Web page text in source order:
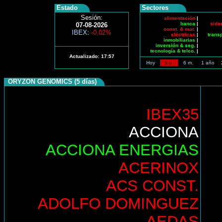
Estado
Sesión:
07-08-2026
IBEX: -0,02%
Actualizado: 17:57
Sectores
alimentación |
banca |
const. & mat. |
eléctricas |
inmobiliarias |
inversión & seg. |
tecnología & telco. |
Hoy 5 d. 6 m. 1 año
ORYZON GENOMICS (5 días)
IBEX35
ACCIONA
ACCIONA ENERGIAS
ACERINOX
ACS CONST.
ADOLFO DOMINGUEZ